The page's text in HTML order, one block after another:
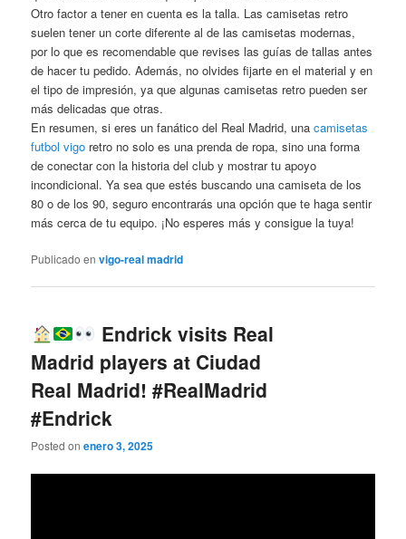
Otro factor a tener en cuenta es la talla. Las camisetas retro
suelen tener un corte diferente al de las camisetas modernas,
por lo que es recomendable que revises las guías de tallas antes
de hacer tu pedido. Además, no olvides fijarte en el material y en
el tipo de impresión, ya que algunas camisetas retro pueden ser
más delicadas que otras.
En resumen, si eres un fanático del Real Madrid, unacamisetas
futbol vigo retro no solo es una prenda de ropa, sino una forma
de conectar con la historia del club y mostrar tu apoyo
incondicional. Ya sea que estés buscando una camiseta de los
80 o de los 90, seguro encontrarás una opción que te haga sentir
más cerca de tu equipo. ¡No esperes más y consigue la tuya!
Publicado en vigo-real madrid
Endrick visits Real
Madrid players at Ciudad
Real Madrid! #RealMadrid
#Endrick
Posted onenero 3, 2025